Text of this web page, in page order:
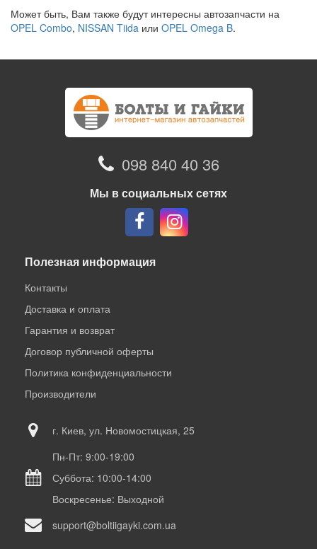
Может быть, Вам также будут интересны автозапчасти на
OPEL Combo, NISSAN Tiida или OPEL Omega B.
098 840 40 36
Мы в социальных сетях
Полезная информация
Контакты
Доставка и оплата
Гарантия и возврат
Договор публичной оферты
Политика конфиденциальности
Производители
г. Киев, ул. Новомостицкая, 25
Пн-Пт: 9:00-19:00
Суббота: 10:00-14:00
Воскресенье: Выходной
support@boltiigayki.com.ua